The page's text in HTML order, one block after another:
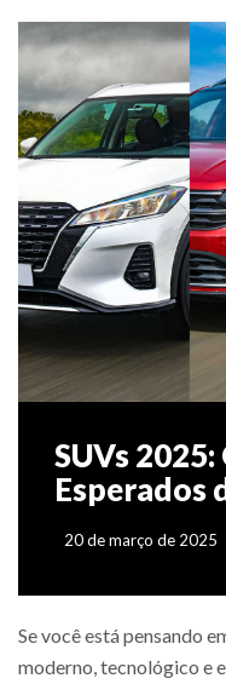
SUVs
Esperados
20 de março de 2025
Se você está pensando
moderno, tecnológico e